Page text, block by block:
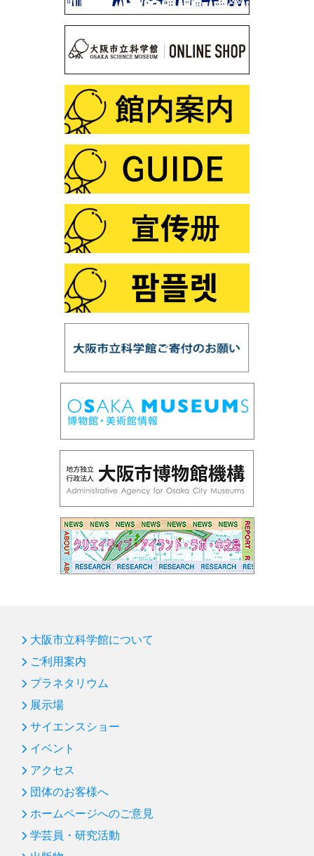
大阪市立科学館について
ご利用案内
プラネタリウム
展示場
サイエンスショー
イベント
アクセス
団体のお客様へ
ホームページへのご意見
学芸員・研究活動